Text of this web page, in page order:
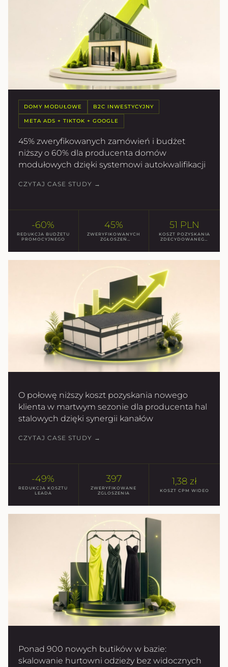
DOMY MODUŁOWE B2C INWESTYCYJNY
META ADS + TIKTOK + GOOGLE
45% zweryfikowanych zamówień i budżet
niższy o 60% dla producenta domów
modułowych dzięki systemowi autokwalifikacji
CZYTAJ CASE STUDY →
-60%
REDUKCJA BUDŻETU
PROMOCYJNEGO
45%
ZWERYFIKOWANYCH
ZGŁOSZEŃ
51 PLN
KOSZT POZYSKANIA
ZDECYDOWANEGO
O połowę niższy koszt pozyskania nowego
klienta w martwym sezonie dla producenta hal
stalowych dzięki synergii kanałów
CZYTAJ CASE STUDY →
-49%
REDUKCJA KOSZTU
LEADA
397
ZWERYFIKOWANE
ZGLOSZENIA
1,38 zł
KOSZT CPM WIDEO
Ponad 900 nowych butików w bazie:
skalowanie hurtowni odzieży bez widocznych